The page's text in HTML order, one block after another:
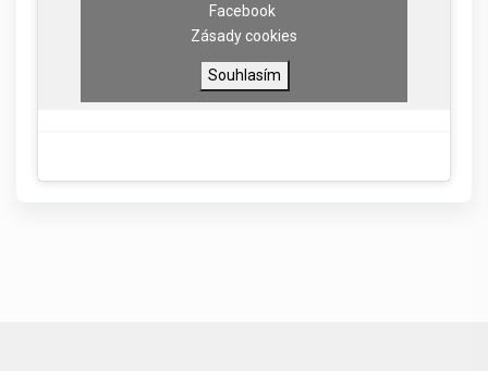
Facebook
Zásady cookies
Souhlasím